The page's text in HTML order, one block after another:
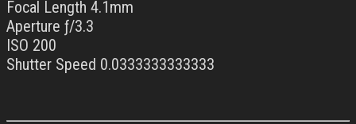
Focal Length 4.1mm
Aperture ƒ/3.3
ISO 200
Shutter Speed 0.0333333333333